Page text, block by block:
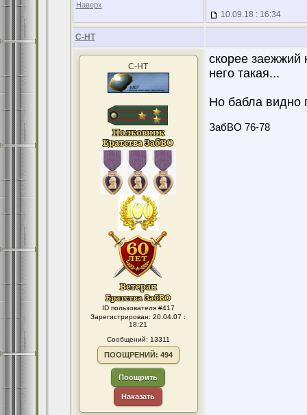
Наверх
10.09.18 : 16:34
С-НТ
С-НТ
ID пользователя #417
Зарегистрирован: 20.04.07 :
18:21
Сообщений: 13311
ПООЩРЕНИЙ: 494
Поощрить
Наказать
скорее заежжий
него такая...
Но бабла видно
ЗабВО 76-78